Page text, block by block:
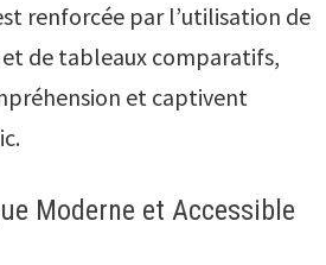
renforcée par l’utilisation de
de tableaux comparatifs,
et captivent
Moderne et Accessible